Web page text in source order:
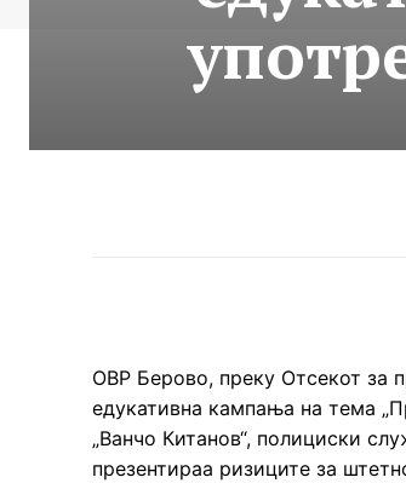
ОВР Берово, преку Отсекот за
едукативна кампања на тема
„Ванчо Китанов“, полициски
презентираа ризиците за